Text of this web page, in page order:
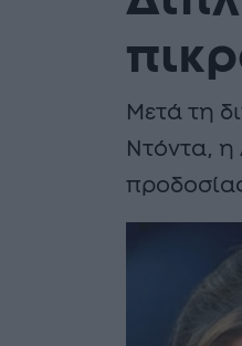
Μετά τη
Ντόντα, η